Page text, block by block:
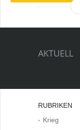
AKTUELL
RUBRIKEN
Krieg